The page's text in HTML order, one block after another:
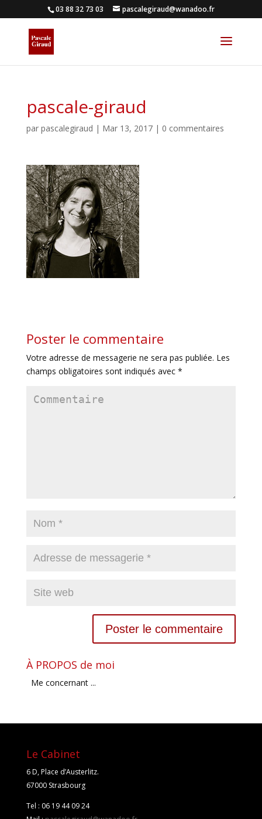
03 88 32 73 03 pascalegiraud@wanadoo.fr
pascale-giraud
par pascalegiraud | Mar 13, 2017| 0 commentaires
Poster le commentaire
Votre adresse de messagerie ne sera pas publiée. Les
champs obligatoires sont indiqués avec *
À PROPOS de moi
Me concernant ...
Le Cabinet
6 D, Place d’Austerlitz.
67000 Strasbourg
Tel : 06 19 44 09 24